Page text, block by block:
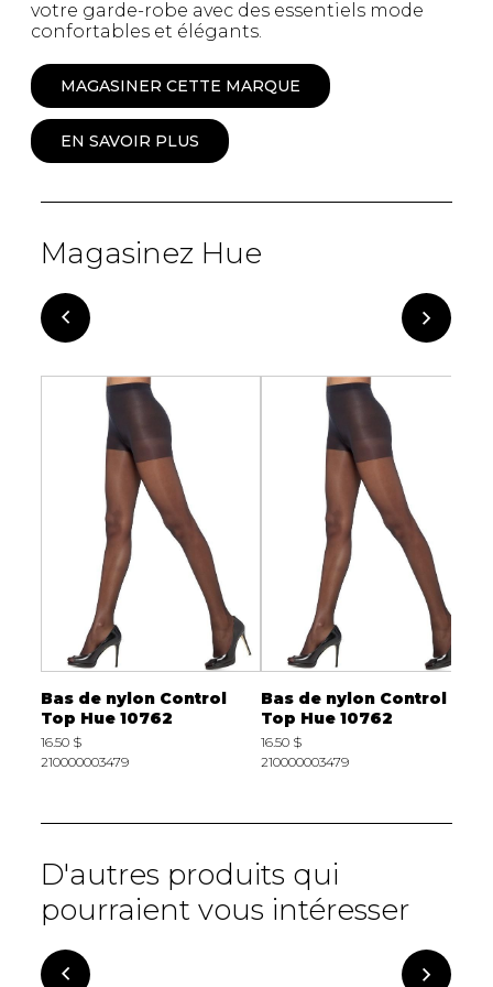
votre garde-robe avec des essentiels mode
confortables et élégants.
MAGASINER CETTE MARQUE
EN SAVOIR PLUS
Magasinez Hue
Bas de nylon Control
Top Hue 10762
16.50 $
210000003479
Bas de nylon Control
Top Hue 10762
16.50 $
210000003479
D'autres produits qui
pourraient vous intéresser